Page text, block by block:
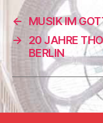
←
MUSIK IM
→
20 JAHRE
BERLIN